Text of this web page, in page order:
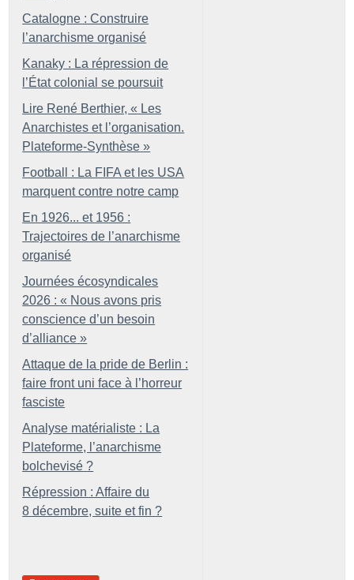
Catalogne : Construire
l’anarchisme organisé
Kanaky : La répression de
l’État colonial se poursuit
Lire René Berthier, « Les
Anarchistes et l’organisation.
Plateforme-Synthèse »
Football : La FIFA et les USA
marquent contre notre camp
En 1926... et 1956 :
Trajectoires de l’anarchisme
organisé
Journées écosyndicales
2026 : « Nous avons pris
conscience d’un besoin
d’alliance »
Attaque de la pride de Berlin :
faire front uni face à l’horreur
fasciste
Analyse matérialiste : La
Plateforme, l’anarchisme
bolchevisé ?
Répression : Affaire du
8 décembre, suite et fin ?